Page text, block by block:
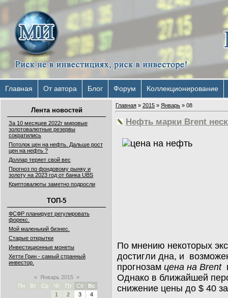
Главная От автора Блог Форум Коллекционирование
Лента новостей
За 10 месяцев 2022г мировые
золотовалютные резервы
сократились
Потолок цен на нефть. Дальше рост
цен на нефть ?
Доллар теряет свой вес
Прогноз по фондовому рынку и
золоту на 2023 год от банка UBS
Криптовалюты заметно подросли
ТОП-5
ФСФР планирует регулировать
форекс.
Мой маленький бизнес.
Старые открытки
Инвестиционные монеты
Хетти Грин - самый странный
инвестор.
« Январь 2015 »
Пн
Вт Ср Чт Пт Сб
Вс
1
2 3
4
Главная » 2015 » Январь » 08
Нефть марки Brent
По мнению некоторых
достигли дна, и
прогнозам цена на Brent
Однако в ближайшей
снижение цены до $ 40